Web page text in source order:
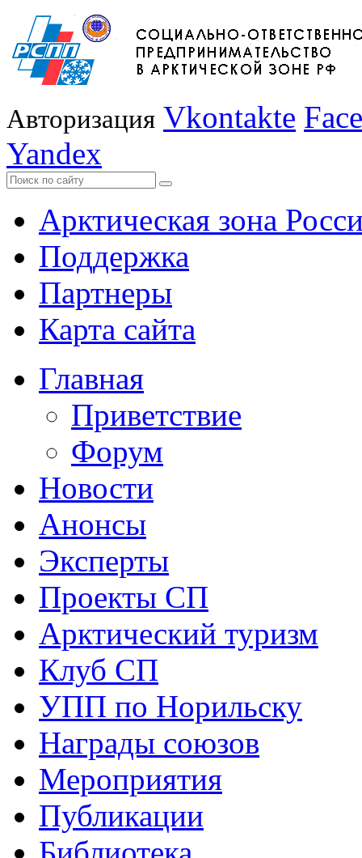
Авторизация Vkontakte
Yandex
Арктическая зона
Поддержка
Партнеры
Карта сайта
Главная
Приветствие
Форум
Новости
Анонсы
Эксперты
Проекты СП
Арктический туризм
Клуб СП
УПП по Норильску
Награды союзов
Мероприятия
Публикации